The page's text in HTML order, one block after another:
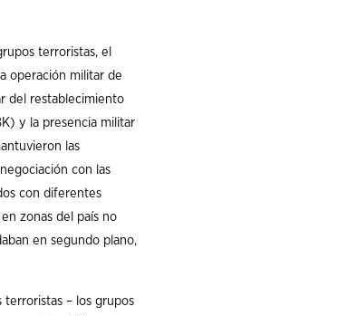
terroristas, el
operación militar de
del restablecimiento
y la presencia militar
las
con las
con diferentes
zonas del país no
en segundo plano,
terroristas – los grupos